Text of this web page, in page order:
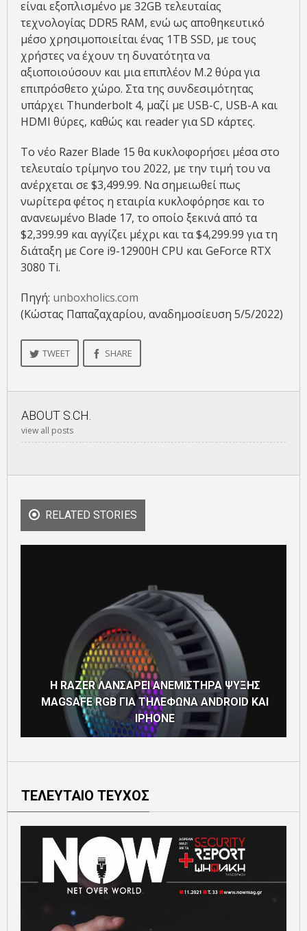
είναι εξοπλισμένο με 32GB τελευταίας
τεχνολογίας DDR5 RAM, ενώ ως αποθηκευτικό
μέσο χρησιμοποιείται ένας 1TB SSD, με τους
χρήστες να έχουν τη δυνατότητα να
αξιοποιούσουν και μια επιπλέον M.2 θύρα για
επιπρόσθετο χώρο. Στα της συνδεσιμότητας
υπάρχει Thunderbolt 4, μαζί με USB-C, USB-A και
HDMI θύρες, καθώς και reader για SD κάρτες.
Το νέο Razer Blade 15 θα κυκλοφορήσει μέσα στο
τελευταίο τρίμηνο του 2022, με την τιμή του να
ανέρχεται σε $3,499.99. Να σημειωθεί πως
νωρίτερα φέτος η εταιρία κυκλοφόρησε και το
ανανεωμένο Blade 17, το οποίο ξεκινά από τα
$2,399.99 και αγγίζει μέχρι και τα $4,299.99 για τη
διάταξη με Core i9-12900H CPU και GeForce RTX
3080 Ti.
Πηγή: unboxholics.com
(Κώστας Παπαζαχαρίου, αναδημοσίευση 5/5/2022)
TWEET SHARE
ABOUT S.CH.
view all posts
RELATED STORIES
Η RAZER ΛΑΝΣΑΡΕΙ ΑΝΕΜΙΣΤΗΡΑ ΨΥΞΗΣ
MAGSAFE RGB ΓΙΑ ΤΗΛΕΦΩΝΑ ANDROID ΚΑΙ
IPHONE
ΤΕΛΕΥΤΑΙΟ ΤΕΥΧΟΣ